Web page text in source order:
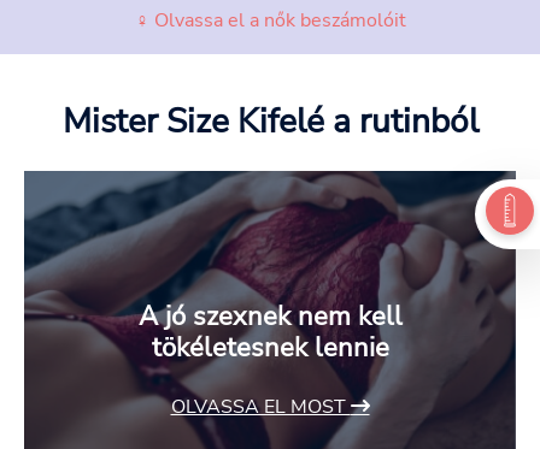
♀ Olvassa el a nők beszámolóit
Mister Size Kifelé a rutinból
A jó szexnek nem kell
tökéletesnek lennie
OLVASSA EL MOST